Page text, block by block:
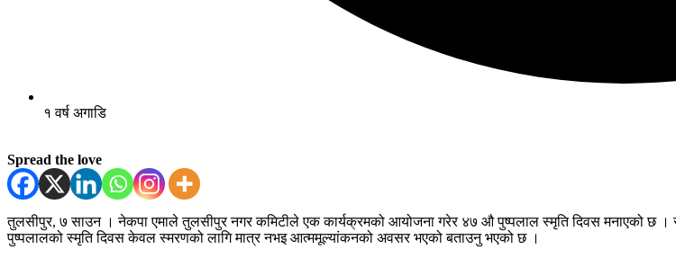
१ वर्ष अगाडि
Spread the love
तुलसीपुर, ७ साउन । नेकपा एमाले तुलसीपुर नगर कमिटीले एक कार्यक्रमको आयोजना गरेर ४७ औ पुष्पलाल स्मृति दिवस मनाएको छ ।
पुष्पलालको स्मृति दिवस केवल स्मरणको लागि मात्र नभइ आत्ममूल्यांकनको अवसर भएको बताउनु भएको छ ।